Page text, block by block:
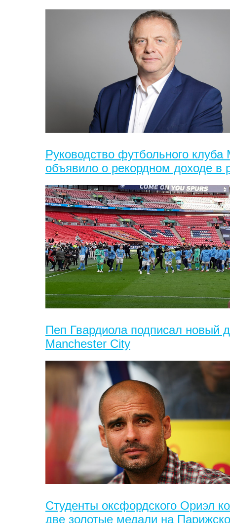
Руководство футбольного клуба
объявило о рекордном доходе в
Пеп Гвардиола подписал новый
Manchester City
Студенты оксфордского Ориэл
две золотые медали на